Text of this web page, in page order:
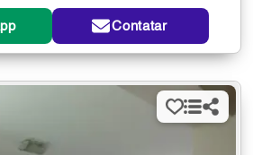
Contatar